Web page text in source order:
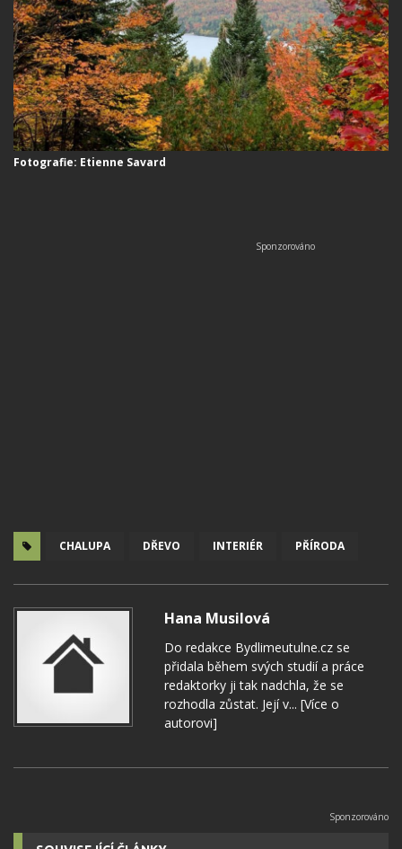
Fotografie: Etienne Savard
CHALUPA DŘEVO INTERIÉR PŘÍRODA
Hana Musilová
Do redakce Bydlimeutulne.cz se
přidala během svých studií a práce
redaktorky ji tak nadchla, že se
rozhodla zůstat. Její v... [Více o
autorovi]